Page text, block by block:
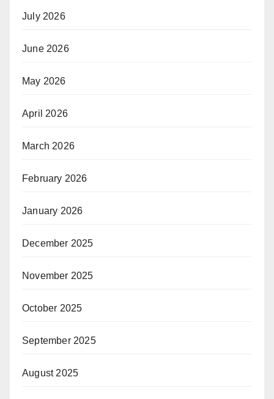
July 2026
June 2026
May 2026
April 2026
March 2026
February 2026
January 2026
December 2025
November 2025
October 2025
September 2025
August 2025